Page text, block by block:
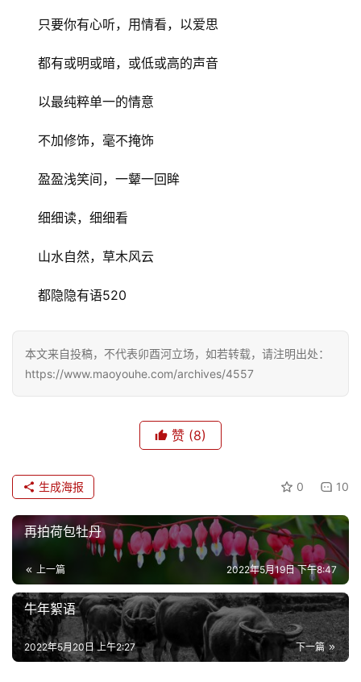
乐
专
题
只要你有心听，用情看，以爱思
都有或明或暗，或低或高的声音
以最纯粹单一的情意
不加修饰，毫不掩饰
盈盈浅笑间，一颦一回眸
细细读，细细看
山水自然，草木风云
都隐隐有语520
本文来自投稿，不代表卯酉河立场，如若转载，请注明出处：
https://www.maoyouhe.com/archives/4557
赞 (8)
0 10
生成海报
再拍荷包牡丹
上一篇 2022年5月19日 下午8:47
牛年絮语
下一篇
2022年5月20日 上午2:27